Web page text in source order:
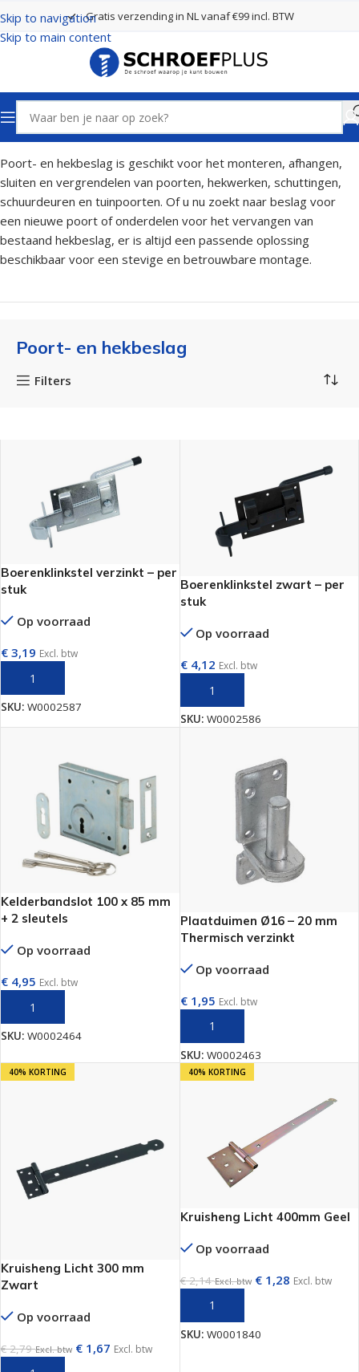
Skip to navigation
Skip to main content
Gratis verzending in NL vanaf €99 incl. BTW
Home Poort- en hekbeslag
Poort- en hekbeslag is geschikt voor het monteren, afhangen,
sluiten en vergrendelen van poorten, hekwerken, schuttingen,
schuurdeuren en tuinpoorten. Of u nu zoekt naar beslag voor
een nieuwe poort of onderdelen voor het vervangen van
bestaand hekbeslag, er is altijd een passende oplossing
beschikbaar voor een stevige en betrouwbare montage.
Poort- en hekbeslag
Filters
Boerenklinkstel verzinkt – per
stuk
Op voorraad
€ 3,19 Excl. btw
SKU: W0002587
Boerenklinkstel zwart – per
stuk
Op voorraad
€4,12 Excl. btw
SKU: W0002586
Kelderbandslot 100 x 85 mm
+ 2 sleutels
Op voorraad
€ 4,95 Excl. btw
SKU: W0002464
Plaatduimen Ø16 – 20 mm
Thermisch verzinkt
Op voorraad
€1,95 Excl. btw
SKU: W0002463
40% KORTING
Kruisheng Licht 300 mm
Zwart
Op voorraad
€2,79 Excl. btw € 1,67 Excl. btw
40% KORTING
Kruisheng Licht 400mm Geel
Op voorraad
€2,14 Excl. btw €1,28 Excl. btw
SKU: W0001840